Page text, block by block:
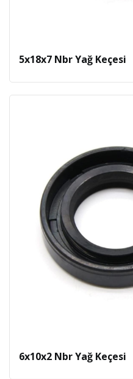
5x18x7 Nbr Yağ Keçesi
6x10x2 Nbr Yağ Keçesi